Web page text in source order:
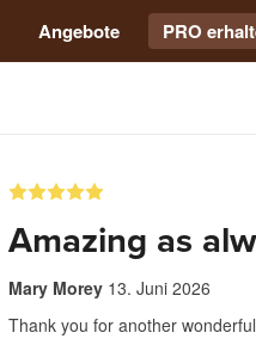
Angebote PRO
Amazing as
Mary Morey 13. Juni 2026
Thank you for another